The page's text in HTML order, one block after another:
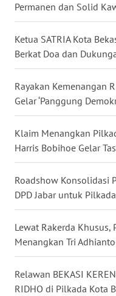
Permanen dan Solid
Ketua SATRIA Kota
Berkat Doa dan
Rayakan Kemenangan
Gelar ‘Panggung
Klaim Menangkan
Harris Bobihoe Gelar
Roadshow Konsolidasi
DPD Jabar untuk
Lewat Rakerda Khusus,
Menangkan Tri
Relawan BEKASI
RIDHO di Pilkada Kota
WN
KALTENG
WN
WN
KALTIM
WN
SULSEL
WN
GORONTALO
WN
SULUT